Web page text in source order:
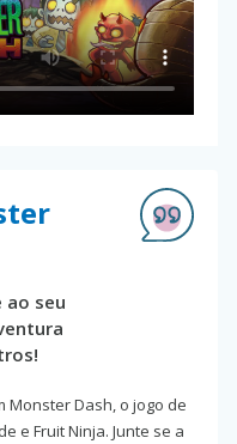
ao seu
Monster Dash, o jogo de
e Fruit Ninja. Junte se a